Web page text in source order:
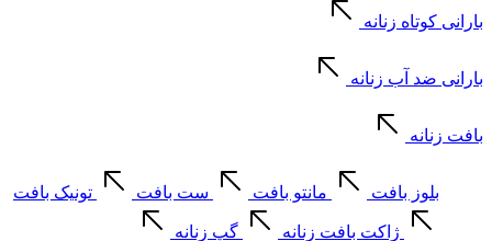
بارانی کوتاه زنانه
بارانی ضد آب زنانه
بافت زنانه
بلوز بافت مانتو بافت ست بافت تونیک بافت
ژاکت بافت زنانه گپ زنانه